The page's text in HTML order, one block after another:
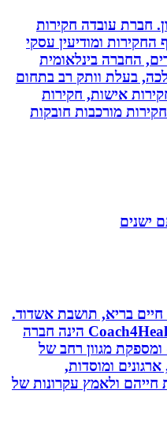
עובדה חקירות
ומודיעין עסקי
בינלאומית
בעלת וותק רב בתחום
אישות, חקירות
מורכבות חובקות
בריא, תושבת אשדוד.
בעלת Coach4Health, Coach4health הינה חברה
מגוון רחב של
ומוסדות,
ולאמץ עקרונות של